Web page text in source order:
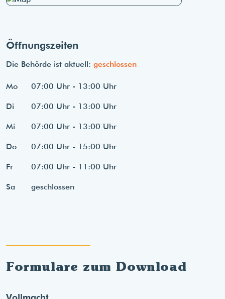
Öffnungszeiten
Die Behörde ist aktuell: geschlossen
Mo 07:00 Uhr - 13:00 Uhr
Di 07:00 Uhr - 13:00 Uhr
Mi 07:00 Uhr - 13:00 Uhr
Do 07:00 Uhr - 15:00 Uhr
Fr 07:00 Uhr - 11:00 Uhr
Sa geschlossen
Formulare zum Download